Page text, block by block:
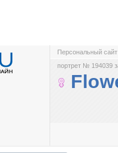
Персональный сайт
портрет № 194039